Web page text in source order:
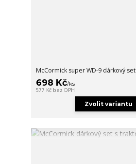
McCormick super WD-9 dárkový set
698 Kč/ks
577 Kč bez DPH
Zvolit variantu